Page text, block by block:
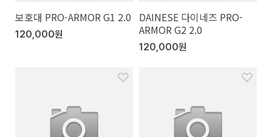
보호대 PRO-ARMOR G1 2.0
120,000원
DAINESE 다이네즈 PRO-
ARMOR G2 2.0
120,000원